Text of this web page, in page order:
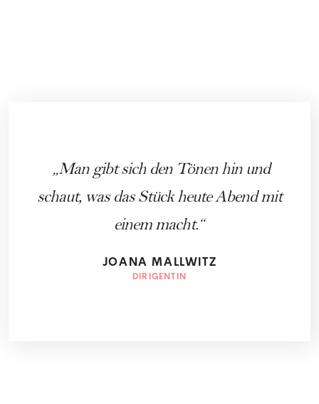
Man gibt sich den Tönen hin und
schaut, was das Stück heute Abend mit
einem macht.
JOANA MALLWITZ
DIRIGENTIN